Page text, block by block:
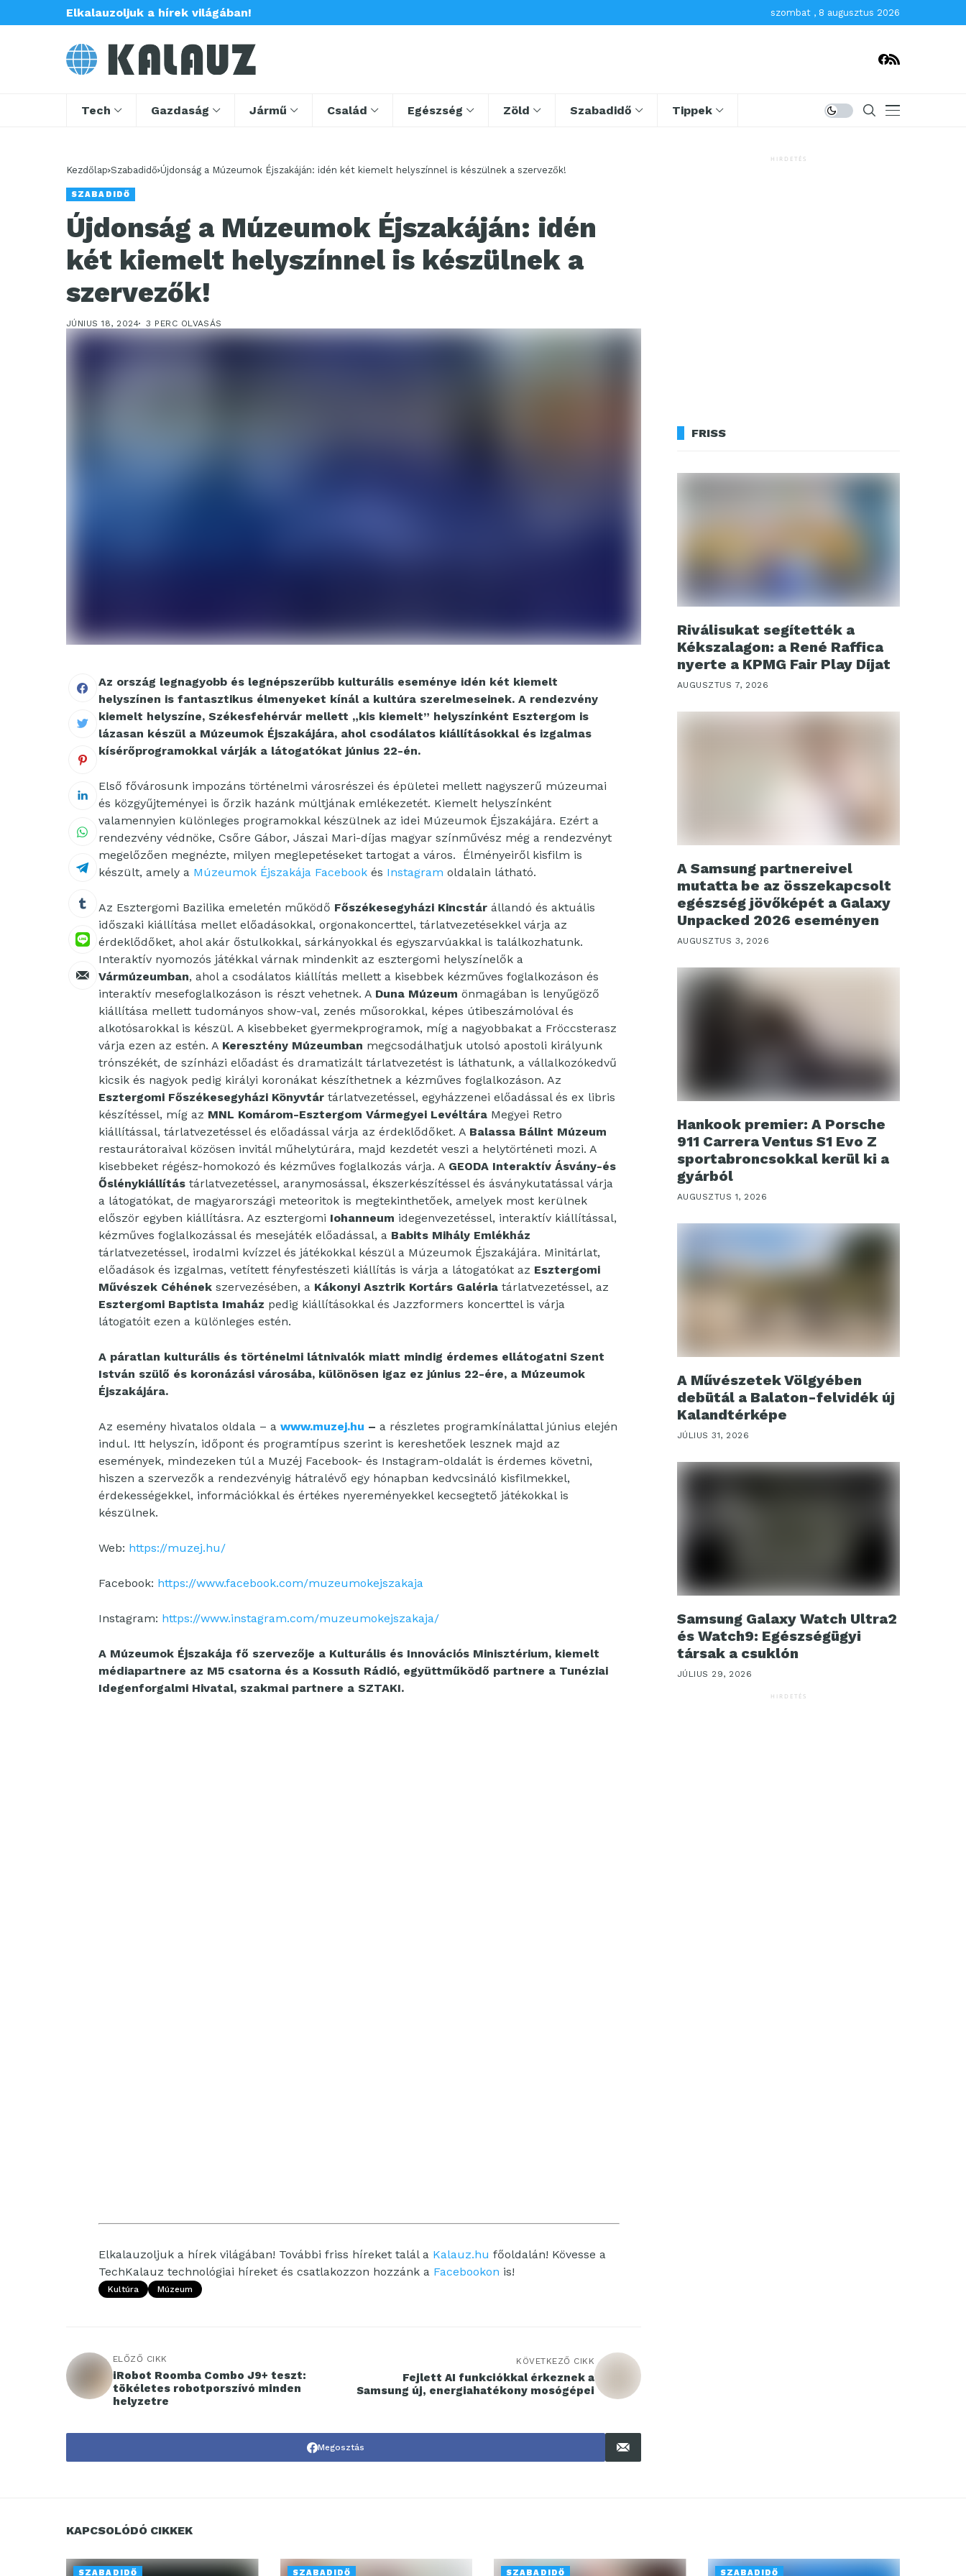
Elkalauzoljuk a hírek világában! szombat , 8 augusztus 2026
Tech Gazdaság Jármű Család Egészség Zöld Szabadidő Tippek
Kezdőlap Szabadidő Újdonság a Múzeumok Éjszakáján: idén két kiemelt helyszínnel is készülnek a szervezők!
SZABADIDŐ
Újdonság a Múzeumok Éjszakáján: idén
két kiemelt helyszínnel is készülnek a
szervezők!
JÚNIUS 18, 2024 3 PERC OLVASÁS
Az ország legnagyobb és legnépszerűbb kulturális eseménye idén két kiemelt
helyszínen is fantasztikus élmenyeket kínál a kultúra szerelmeseinek. A rendezvény
kiemelt helyszíne, Székesfehérvár mellett „kis kiemelt” helyszínként Esztergom is
lázasan készül a Múzeumok Éjszakájára, ahol csodálatos kiállításokkal és izgalmas
kísérőprogramokkal várják a látogatókat június 22-én.
Első fővárosunk impozáns történelmi városrészei és épületei mellett nagyszerű múzeumai
és közgyűjteményei is őrzik hazánk múltjának emlékezetét. Kiemelt helyszínként
valamennyien különleges programokkal készülnek az idei Múzeumok Éjszakájára. Ezért a
rendezvény védnöke, Csőre Gábor, Jászai Mari-díjas magyar színművész még a rendezvényt
megelőzően megnézte, milyen meglepetéseket tartogat a város. Élményeiről kisfilm is
készült, amely a Múzeumok Éjszakája Facebook és Instagram oldalain látható.
Az Esztergomi Bazilika emeletén működő Főszékesegyházi Kincstár állandó és aktuális
időszaki kiállítása mellet előadásokkal, orgonakoncerttel, tárlatvezetésekkel várja az
érdeklődőket, ahol akár őstulkokkal, sárkányokkal és egyszarvúakkal is találkozhatunk.
Interaktív nyomozós játékkal várnak mindenkit az esztergomi helyszínelők a
Vármúzeumban, ahol a csodálatos kiállítás mellett a kisebbek kézműves foglalkozáson és
interaktív mesefoglalkozáson is részt vehetnek. A Duna Múzeum önmagában is lenyűgöző
kiállítása mellett tudományos show-val, zenés műsorokkal, képes útibeszámolóval és
alkotósarokkal is készül. A kisebbeket gyermekprogramok, míg a nagyobbakat a Fröccsterasz
várja ezen az estén. A Keresztény Múzeumban megcsodálhatjuk utolsó apostoli királyunk
trónszékét, de színházi előadást és dramatizált tárlatvezetést is láthatunk, a vállalkozókedvű
kicsik és nagyok pedig királyi koronákat készíthetnek a kézműves foglalkozáson. Az
Esztergomi Főszékesegyházi Könyvtár tárlatvezetéssel, egyházzenei előadással és ex libris
készítéssel, míg az MNL Komárom-Esztergom Vármegyei Levéltára Megyei Retro
kiállítással, tárlatvezetéssel és előadással várja az érdeklődőket. A Balassa Bálint Múzeum
restaurátoraival közösen invitál műhelytúrára, majd kezdetét veszi a helytörténeti mozi. A
kisebbeket régész-homokozó és kézműves foglalkozás várja. A GEODA Interaktív Ásvány-és
Őslénykiállítás tárlatvezetéssel, aranymosással, ékszerkészítéssel és ásványkutatással várja
a látogatókat, de magyarországi meteoritok is megtekinthetőek, amelyek most kerülnek
először egyben kiállításra. Az esztergomi Iohanneum idegenvezetéssel, interaktív kiállítással,
kézműves foglalkozással és mesejáték előadással, a Babits Mihály Emlékház
tárlatvezetéssel, irodalmi kvízzel és játékokkal készül a Múzeumok Éjszakájára. Minitárlat,
előadások és izgalmas, vetített fényfestészeti kiállítás is várja a látogatókat az Esztergomi
Művészek Céhének szervezésében, a Kákonyi Asztrik Kortárs Galéria tárlatvezetéssel, az
Esztergomi Baptista Imaház pedig kiállításokkal és Jazzformers koncerttel is várja
látogatóit ezen a különleges estén.
A páratlan kulturális és történelmi látnivalók miatt mindig érdemes ellátogatni Szent
István szülő és koronázási városába, különösen igaz ez június 22-ére, a Múzeumok
Éjszakájára.
Az esemény hivatalos oldala – a www.muzej.hu – a részletes programkínálattal június elején
indul. Itt helyszín, időpont és programtípus szerint is kereshetőek lesznek majd az
események, mindezeken túl a Muzéj Facebook- és Instagram-oldalát is érdemes követni,
hiszen a szervezők a rendezvényig hátralévő egy hónapban kedvcsináló kisfilmekkel,
érdekességekkel, információkkal és értékes nyereményekkel kecsegtető játékokkal is
készülnek.
Web: https://muzej.hu/
Facebook: https://www.facebook.com/muzeumokejszakaja
Instagram: https://www.instagram.com/muzeumokejszakaja/
A Múzeumok Éjszakája fő szervezője a Kulturális és Innovációs Minisztérium, kiemelt
médiapartnere az M5 csatorna és a Kossuth Rádió, együttműködő partnere a Tunéziai
Idegenforgalmi Hivatal, szakmai partnere a SZTAKI.
Elkalauzoljuk a hírek világában! További friss híreket talál a Kalauz.hu főoldalán! Kövesse a
TechKalauz technológiai híreket és csatlakozzon hozzánk a Facebookon is!
Kultúra Múzeum
ELŐZŐ CIKK
iRobot Roomba Combo J9+ teszt:
tökéletes robotporszívó minden
helyzetre
KÖVETKEZŐ CIKK
Fejlett AI funkciókkal érkeznek a
Samsung új, energiahatékony mosógépei
Megosztás
HIRDETÉS
FRISS
Riválisukat segítették a
Kékszalagon: a René Raffica
nyerte a KPMG Fair Play Díjat
AUGUSZTUS 7, 2026
A Samsung partnereivel
mutatta be az összekapcsolt
egészség jövőképét a Galaxy
Unpacked 2026 eseményen
AUGUSZTUS 3, 2026
Hankook premier: A Porsche
911 Carrera Ventus S1 Evo Z
sportabroncsokkal kerül ki a
gyárból
AUGUSZTUS 1, 2026
A Művészetek Völgyében
debütál a Balaton-felvidék új
Kalandtérképe
JÚLIUS 31, 2026
Samsung Galaxy Watch Ultra2
és Watch9: Egészségügyi
társak a csuklón
JÚLIUS 29, 2026
HIRDETÉS
KAPCSOLÓDÓ CIKKEK
SZABADIDŐ SZABADIDŐ SZABADIDŐ SZABADIDŐ